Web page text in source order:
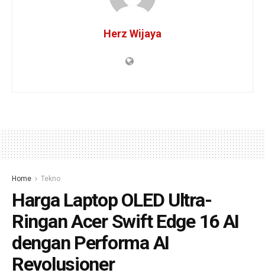
Herz Wijaya
Home Tekno
Harga Laptop OLED Ultra-
Ringan Acer Swift Edge 16 AI
dengan Performa AI
Revolusioner